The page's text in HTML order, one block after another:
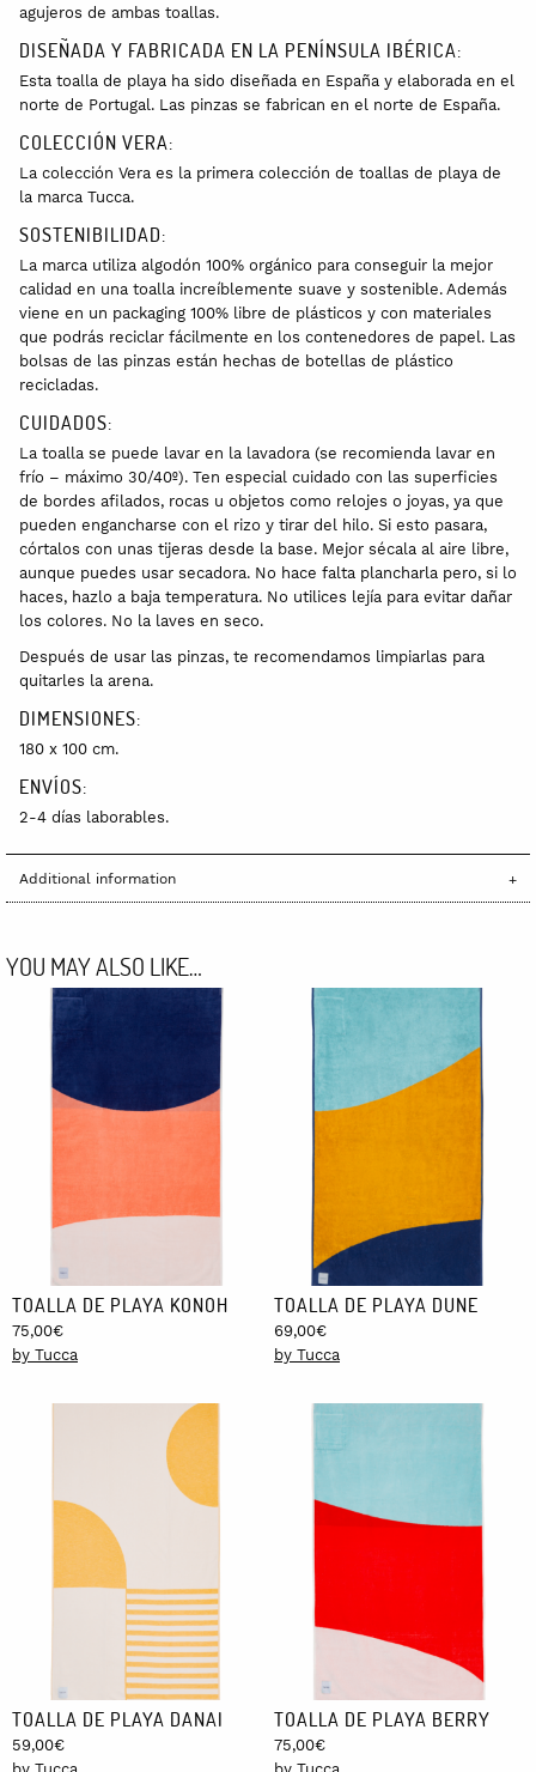
agujeros de ambas toallas.
DISEÑADA Y FABRICADA EN LA PENÍNSULA IBÉRICA:
Esta toalla de playa ha sido diseñada en España y elaborada en el
norte de Portugal. Las pinzas se fabrican en el norte de España.
COLECCIÓN VERA:
La colección Vera es la primera colección de toallas de playa de
la marca Tucca.
SOSTENIBILIDAD:
La marca utiliza algodón 100% orgánico para conseguir la mejor
calidad en una toalla increíblemente suave y sostenible. Además
viene en un packaging 100% libre de plásticos y con materiales
que podrás reciclar fácilmente en los contenedores de papel. Las
bolsas de las pinzas están hechas de botellas de plástico
recicladas.
CUIDADOS:
La toalla se puede lavar en la lavadora (se recomienda lavar en
frío – máximo 30/40º). Ten especial cuidado con las superficies
de bordes afilados, rocas u objetos como relojes o joyas, ya que
pueden engancharse con el rizo y tirar del hilo. Si esto pasara,
córtalos con unas tijeras desde la base. Mejor sécala al aire libre,
aunque puedes usar secadora. No hace falta plancharla pero, si lo
haces, hazlo a baja temperatura. No utilices lejía para evitar dañar
los colores. No la laves en seco.
Después de usar las pinzas, te recomendamos limpiarlas para
quitarles la arena.
DIMENSIONES:
180 x 100 cm.
ENVÍOS:
2-4 días laborables.
Additional information
YOU MAY ALSO LIKE…
TOALLA DE PLAYA KONOH
75,00€
by Tucca
TOALLA DE PLAYA DUNE
69,00€
by Tucca
TOALLA DE PLAYA DANAI
59,00€
TOALLA DE PLAYA BERRY
75,00€